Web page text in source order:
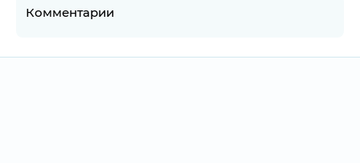
Комментарии